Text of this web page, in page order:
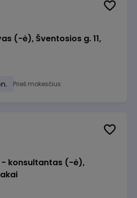
(-ė), Šventosios g. 11,
Prieš mokesčius
konsultantas (-ė),